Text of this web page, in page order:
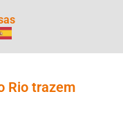
Rio trazem